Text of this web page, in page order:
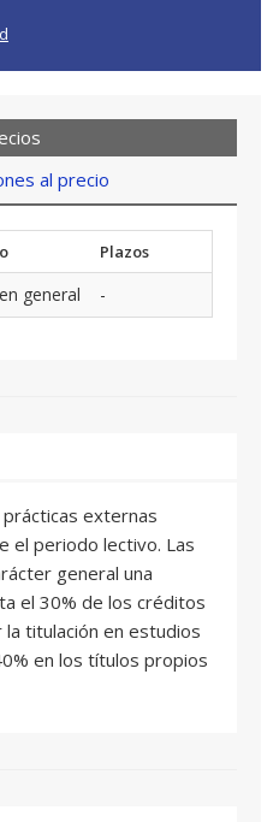
al precio
Plazos
general -
externas
el periodo lectivo. Las
general una
el 30% de los créditos
titulación en estudios
en los títulos propios